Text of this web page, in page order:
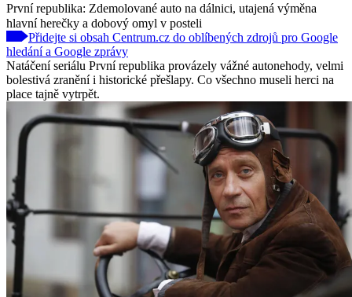
První republika: Zdemolované auto na dálnici, utajená výměna
hlavní herečky a dobový omyl v posteli
Přidejte si obsah Centrum.cz do oblíbených zdrojů pro Google
hledání a Google zprávy
Natáčení seriálu První republika provázely vážné autonehody, velmi
bolestivá zranění i historické přešlapy. Co všechno museli herci na
place tajně vytrpět.